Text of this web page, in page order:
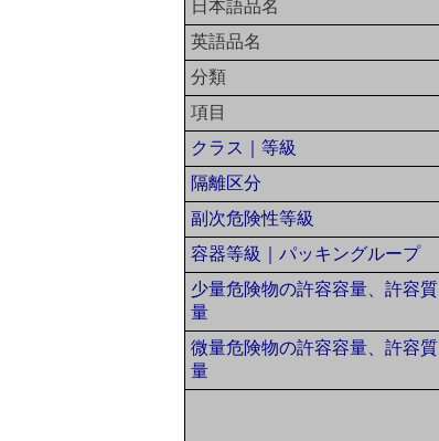
日本語品名
英語品名
分類
項目
クラス｜等級
隔離区分
副次危険性等級
容器等級｜パッキングループ
少量危険物の許容容量、許容質
量
微量危険物の許容容量、許容質
量